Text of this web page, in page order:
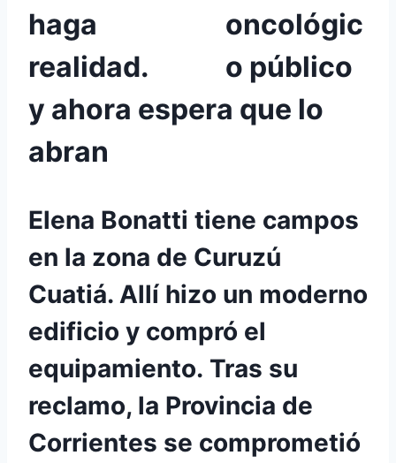
oncológic
o público
y ahora espera que lo
abran
Elena Bonatti tiene campos
en la zona de Curuzú
Cuatiá. Allí hizo un moderno
edificio y compró el
equipamiento. Tras su
reclamo, la Provincia de
Corrientes se comprometió